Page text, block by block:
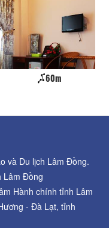
60m
và Du lịch Lâm Đồng.
Lâm Đồng
Hành chính tỉnh Lâm
- Đà Lạt, tỉnh